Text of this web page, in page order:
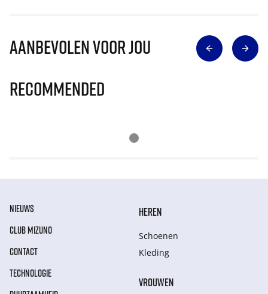
Aanbevolen voor jou
Recommended
NIEUWS
CLUB MIZUNO
CONTACT
TECHNOLOGIE
HEREN
Schoenen
Kleding
VROUWEN